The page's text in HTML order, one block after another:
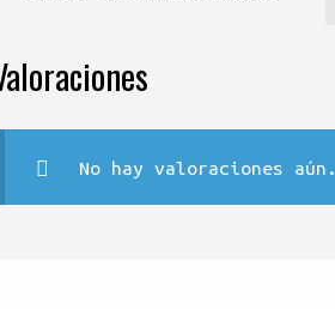
No hay valoraciones aún.